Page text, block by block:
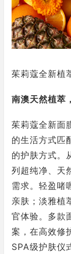
茱莉蔻全新植
南澳天然植萃
茱莉蔻全新面
的生活方式匹
的护肤方式。
列超纯净、天
需求。轻盈啫
亲肤；淡雅植
官体验。多款
案，在高效修
SPA级护肤仪